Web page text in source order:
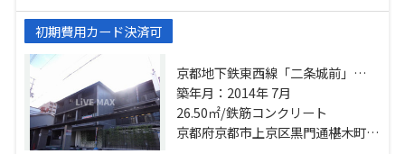
初期費用カード決済可
京都地下鉄東西線「二条城前」
駅 徒歩9分 京都市営烏丸線「丸太
町」駅 徒歩11分 山陰本線「二条」
駅 徒歩18分
築年月：2014年 7月
26.50㎡/鉄筋コンクリート
京都府京都市上京区黒門通椹木町下る小伝馬町